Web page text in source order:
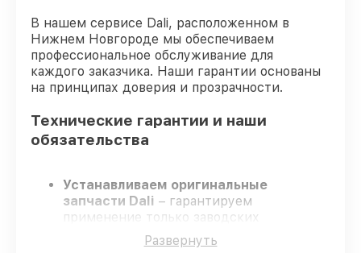
В нашем сервисе Dali, расположенном в
Нижнем Новгороде мы обеспечиваем
профессиональное обслуживание для
каждого заказчика. Наши гарантии основаны
на принципах доверия и прозрачности.
Технические гарантии и наши
обязательства
Устанавливаем оригинальные
запчасти Dali – гарантируем
применение только заводских
комплектующих.
Опытные инженеры– проходят строгий
Развернуть